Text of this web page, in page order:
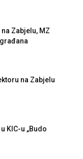
Zabjelu, MZ
na Zabjelu
KIC-u „Budo